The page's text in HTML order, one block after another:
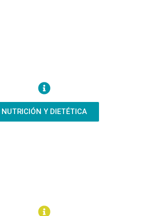
NUTRICIÓN Y DIETÉTICA